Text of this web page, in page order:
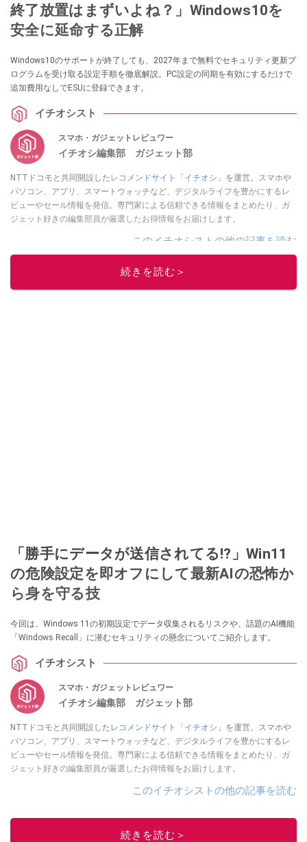
終了放置はまずいよね？」Windows10を
安全に延命する正解
Windows10のサポートが終了しても、2027年まで無料でセキュリティ更新プ
ログラムを受け取る設定手順を徹底解説。PC設定の同期を有効にするだけで
追加費用なしでESUに登録できます。
イチオシスト
スマホ・ガジェットレビュワー
イチオシ編集部 ガジェット部
NTTドコモと共同開設したレコメンドサイト「イチオシ」 を運営。スマホや
パソコン、アプリ、スマートウォッチなど、デジタルライフを豊かにするレ
ビューやセール情報を発信。専門家による信頼できる情報をまとめたり、ガ
ジェット好きの編集部員が厳選したお得情報をお届けします。
このイチオシストの他の記事を読む
続きを読む＞
「勝手にデータが送信されてる!?」Win11
の危険設定を即オフにして最新AIの恐怖か
ら身を守る技
今回は、Windows 11の初期設定でデータ収集されるリスクや、話題のAI機能
「Windows Recall」に潜むセキュリティの懸念についてご紹介します。
イチオシスト
スマホ・ガジェットレビュワー
イチオシ編集部 ガジェット部
NTTドコモと共同開設したレコメンドサイト「イチオシ」 を運営。スマホや
パソコン、アプリ、スマートウォッチなど、デジタルライフを豊かにするレ
ビューやセール情報を発信。専門家による信頼できる情報をまとめたり、ガ
ジェット好きの編集部員が厳選したお得情報をお届けします。
このイチオシストの他の記事を読む
続きを読む＞